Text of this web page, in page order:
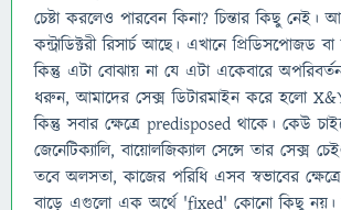
চেষ্টা করলেও পারবেন কিনা? চিন্তার কিছু নেই।
কন্ট্রাডিক্টরী রিসার্চ আছে। এখানে প্রিডিসপোজড বা
কিন্তু এটা বোঝায় না যে এটা একেবারে
ধরুন, আমাদের সেক্স ডিটারমাইন করে হলো
কিন্তু সবার ক্ষেত্রে predisposed থাকে। কেউ
জেনেটিক্যালি, বায়োলজিক্যাল সেন্সে তার সেক্স
তবে অলসতা, কাজের পরিধি এসব স্বভাবের
বাড়ে এগুলো এক অর্থে 'fixed' কোনো কিছু নয়।